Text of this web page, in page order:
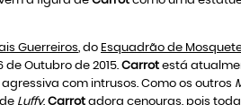
Guerreiros, do Esquadrão de
de Outubro de 2015. Carrot está
com intrusos. Como os outros
Luffy. Carrot adora cenouras, pois